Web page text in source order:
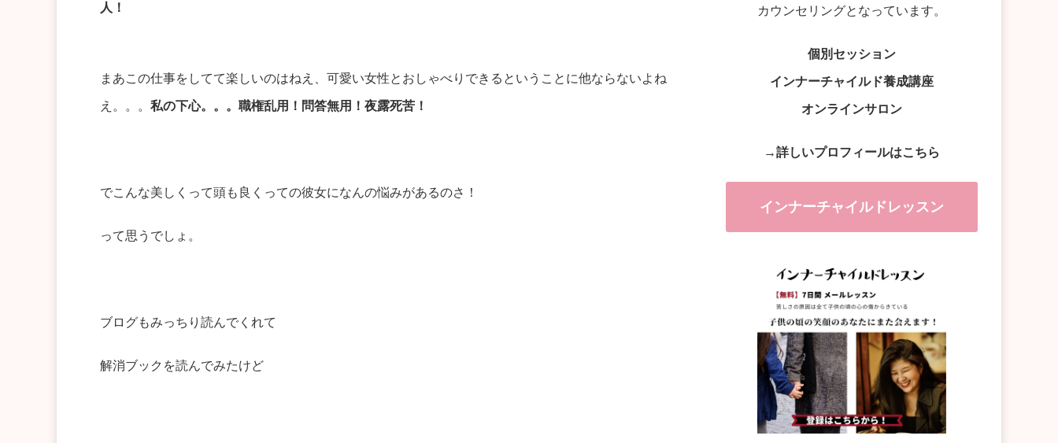
人！
まあこの仕事をしてて楽しいのはねえ、可愛い女性とおしゃべりできるということに他ならないよね
え。。。 私の下心。。。職権乱用！問答無用！夜露死苦！
でこんな美しくって頭も良くっての彼女になんの悩みがあるのさ！
って思うでしょ。
ブログもみっちり読んでくれて
解消ブックを読んでみたけど
カウンセリングとなっています。
個別セッション
インナーチャイルド養成講座
オンラインサロン
→詳しいプロフィールはこちら
インナーチャイルドレッスン